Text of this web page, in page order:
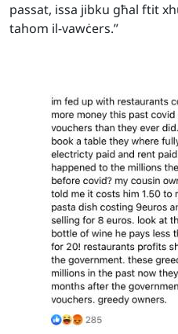
passat, issa jibku għal ftit
tahom il-vawċers.”